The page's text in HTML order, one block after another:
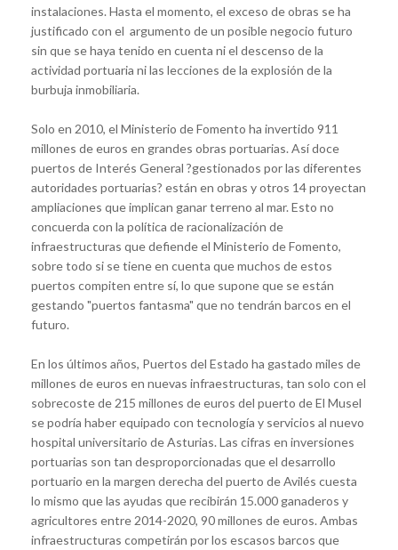
instalaciones. Hasta el momento, el exceso de obras se ha
justificado con el argumento de un posible negocio futuro
sin que se haya tenido en cuenta ni el descenso de la
actividad portuaria ni las lecciones de la explosión de la
burbuja inmobiliaria.
Solo en 2010, el Ministerio de Fomento ha invertido 911
millones de euros en grandes obras portuarias. Así doce
puertos de Interés General ?gestionados por las diferentes
autoridades portuarias? están en obras y otros 14 proyectan
ampliaciones que implican ganar terreno al mar. Esto no
concuerda con la política de racionalización de
infraestructuras que defiende el Ministerio de Fomento,
sobre todo si se tiene en cuenta que muchos deestos
puertos compiten entre sí, lo que supone que seestán
gestando "puertos fantasma" que no tendrán barcos en el
futuro.
En los últimos años, Puertos del Estado ha gastado miles de
millones de euros en nuevas infraestructuras, tan solo con el
sobrecoste de 215 millones de euros del puerto de El Musel
se podría haber equipado con tecnología y servicios al nuevo
hospital universitario de Asturias. Las cifras en inversiones
portuarias son tan desproporcionadas que el desarrollo
portuario en la margen derecha del puerto de Avilés cuesta
lo mismo que las ayudas que recibirán 15.000 ganaderos y
agricultores entre 2014-2020, 90 millones de euros. Ambas
infraestructuras competirán por los escasos barcos que